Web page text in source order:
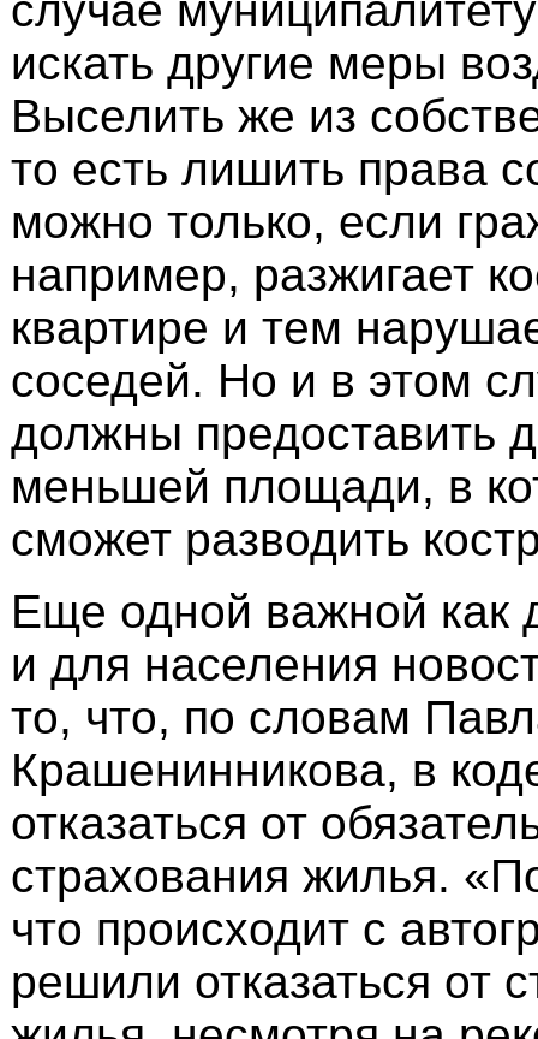
искать другие меры
Выселить же из
то есть лишить права
можно только, если
например, разжигает
квартире и тем
соседей. Но и в этом
должны предоставить
меньшей площади, в
сможет разводить
Еще одной важной как
и для населения
то, что, по словам
Крашенинникова, в
отказаться от
страхования жилья.
что происходит с
решили отказаться от